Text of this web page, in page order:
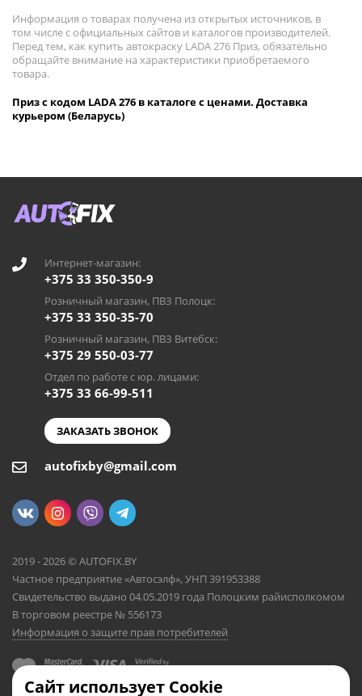
Информация о товарах получена из открытых источников, в
том числе с официальных сайтов и каталогов производителей.
Перед тем, как купить автокраску LADA 276 Приз, обязательно
обращайте внимание на характеристики приобретаемого
товара.
Приз с кодом LADA 276 в каталоге с ценами. Доставка
курьером (Беларусь)
Интернет-магазин:
+375 33 350-350-9
Розничный магазин, ПВЗ Полоцк:
+375 33 350-35-70
Розничный магазин, ПВЗ Витебск:
+375 29 550-03-77
Отдел по работе с юр. лицами:
+375 33 66-99-511
ЗАКАЗАТЬ ЗВОНОК
autofixby@gmail.com
2019 - 2026 © AUTOFIX.BY
Частное предприятие «Автосэлф», УНП 391953388
Свидетельство выдано 04.05.2019 года Полоцким райисполкомом
В торговом реестре № 556173
Информация о защите прав потребителей
Сайт использует Cookie